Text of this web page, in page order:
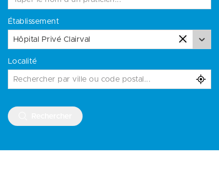
Établissement
Hôpital Privé Clairval
Localité
Rechercher par ville ou code postal...